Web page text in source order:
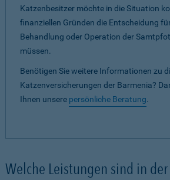
Katzenbesitzer möchte in die Situation
finanziellen Gründen die Entscheidung
Behandlung oder Operation der
müssen.
Benötigen Sie weitere Informationen zu
Katzenversicherungen der Barmenia?
Ihnen unsere persönliche Beratung.
Welche Leistungen sind in der